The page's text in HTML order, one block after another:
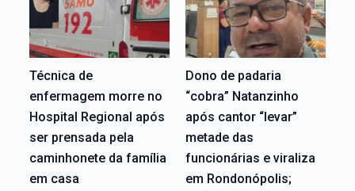
Técnica de
enfermagem morre no
Hospital Regional após
ser prensada pela
caminhonete da família
em casa
Dono de padaria
“cobra” Natanzinho
após cantor “levar”
metade das
funcionárias e viraliza
em Rondonópolis;